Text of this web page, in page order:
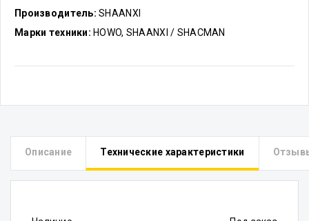
Производитель: SHAANXI
Марки техники: HOWO, SHAANXI / SHACMAN
Описание Технические характеристики